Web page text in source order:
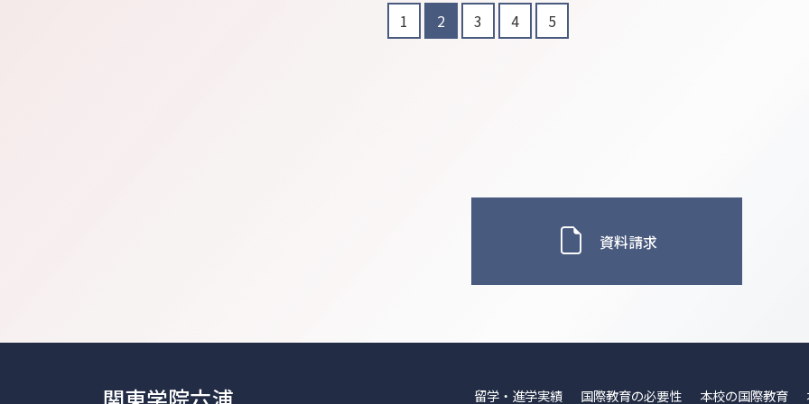
1 2 3 4 5
資料請求
留学・進学実績 国際教育の必要性 本校の国際教育